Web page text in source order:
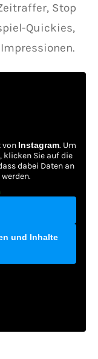
Stop
Quickies,
von Instagram. Um
klicken Sie auf die
dabei Daten an
und Inhalte